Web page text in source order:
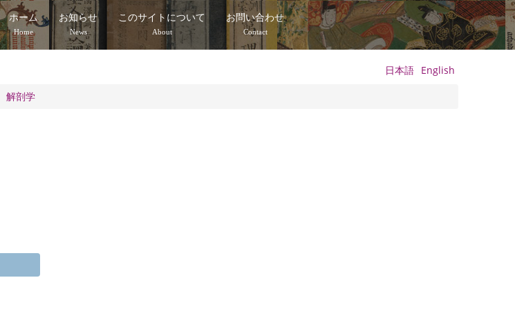
ホーム
Home
お知らせ
News
このサイトについて
About
お問い合わせ
Contact
日本語 English
解剖学